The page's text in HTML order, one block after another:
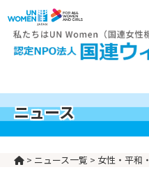
ニュース
> ニュース一覧 > 女性・平和